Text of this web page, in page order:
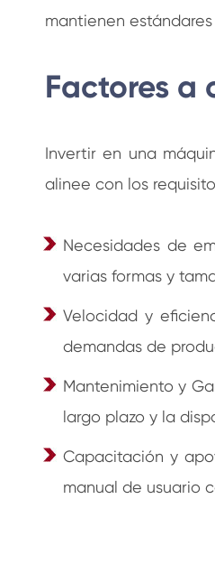
mantienen
Factores a
Invertir en una
alinee con los
Necesidades de
varias formas y
Velocidad y
demandas de
Mantenimiento y
largo plazo y la
Capacitación y
manual de usuario